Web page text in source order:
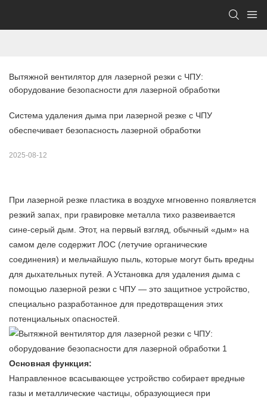
Вытяжной вентилятор для лазерной резки с ЧПУ:
оборудование безопасности для лазерной обработки
Система удаления дыма при лазерной резке с ЧПУ
обеспечивает безопасность лазерной обработки
2025-08-12
При лазерной резке пластика в воздухе мгновенно появляется
резкий запах, при гравировке металла тихо развеивается
сине-серый дым. Этот, на первый взгляд, обычный «дым» на
самом деле содержит ЛОС (летучие органические
соединения) и мельчайшую пыль, которые могут быть вредны
для дыхательных путей. AУстановка для удаления дыма с
помощью лазерной резки с ЧПУ — это защитное устройство,
специально разработанное для предотвращения этих
потенциальных опасностей.
Основная функция:
Направленное всасывающее устройство собирает вредные
газы и металлические частицы, образующиеся при